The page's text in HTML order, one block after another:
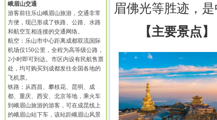
峨眉山交通
游客前往乐山峨眉山旅游，交通非常
方便，现已形成了铁路、公路、水路
和航空互相连接的交通网络。
航空：乐山市中心距离成都双流国际
机场仅150公里，全程为高等级公路，
2小时即可到达。市区内设有民航售票
处，均可购买到成都发往全国各地的
飞机票。
铁路：从西昌、攀枝花、昆明、成
都、重庆、西安、北京等地，乘火车
到峨眉山旅游的游客，可在成昆线上
的峨眉山站下车，该站距峨眉山风景
眉佛光等胜迹，
【主要景点】